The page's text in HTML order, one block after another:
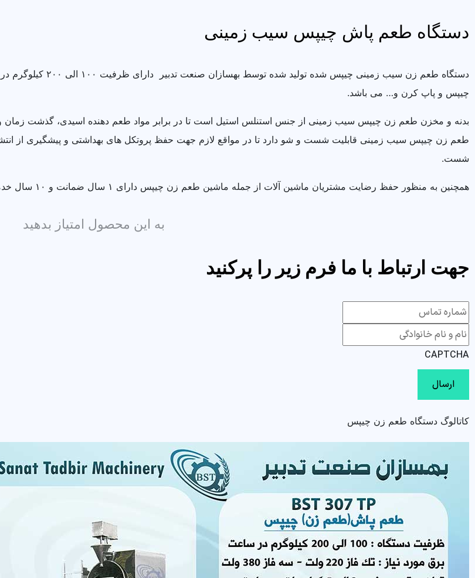
دستگاه طعم پاش چیپس سیب زمینی
دستگاه طعم زن سیب زمینی
چیپس و پاپ کرن و… می باشد.
بدنه و مخزن طعم زن چیپس سیب زمینی از جنس استنلس استیل است تا در برابر مواد طعم دهنده اسیدی، گذشت زمان و
طعم زن چیپس سیب زمینی قابلیت شست و شو دارد تا در مواقع لازم جهت حفظ پروتکل های بهداشتی و پیشگیری از
شست.
همچنین به منظور حفظ رضایت مشتریان ماشین آلات از جمله ماشین طعم زن چیپس دارای ۱ سال ضمانت و ۱۰ سال خدمات پس از فروش می باشد.
به این محصول امتیاز بدهید
جهت ارتباط با ما فرم زیر را پرکنید
CAPTCHA
کاتالوگ دستگاه طعم زن چیپس